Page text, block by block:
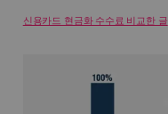
신용카드 현금화 수수료 비교한 글